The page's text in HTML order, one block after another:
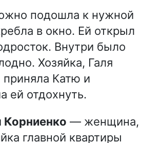
подошла к нужной
в окно. Ей открыл
Внутри было
Хозяйка, Галя
приняла Катю и
ей отдохнуть.
Корниенко — женщина,
главной квартиры